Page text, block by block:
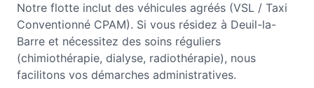
Notre flotte inclut des véhicules agréés (VSL / Taxi
Conventionné CPAM). Si vous résidez à Deuil-la-
Barre et nécessitez des soins réguliers
(chimiothérapie, dialyse, radiothérapie), nous
facilitons vos démarches administratives.